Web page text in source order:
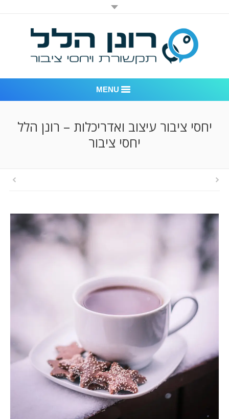
MENU
אודות החברה
יחסי ציבור עיצוב ואדריכלות – רונן הלל
יחסי ציבור